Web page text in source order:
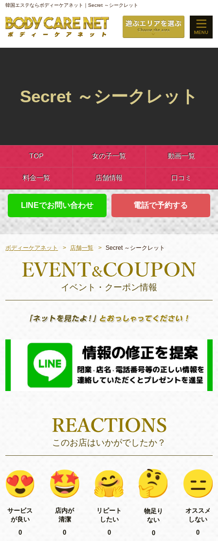
韓国エステならボディーケアネット｜Secret ～シークレット
Secret ～シークレット
TOP 女の子一覧 動画一覧
料金一覧 店舗情報 口コミ
LINEでお問い合わせ 電話で予約する
ボディーケアネット 店舗一覧 Secret ～シークレット
イベント・クーポン情報
このお店はいかがでしたか？
サービス
が良い
0
店内が
清潔
0
リピート
したい
0
物足り
ない
0
オススメ
しない
0